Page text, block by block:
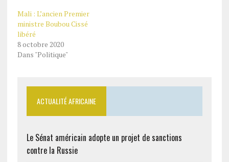
Mali : L’ancien Premier
ministre Boubou Cissé
libéré
8 octobre 2020
Dans "Politique"
ACTUALITÉ AFRICAINE
Le Sénat américain adopte un projet de sanctions
contre la Russie